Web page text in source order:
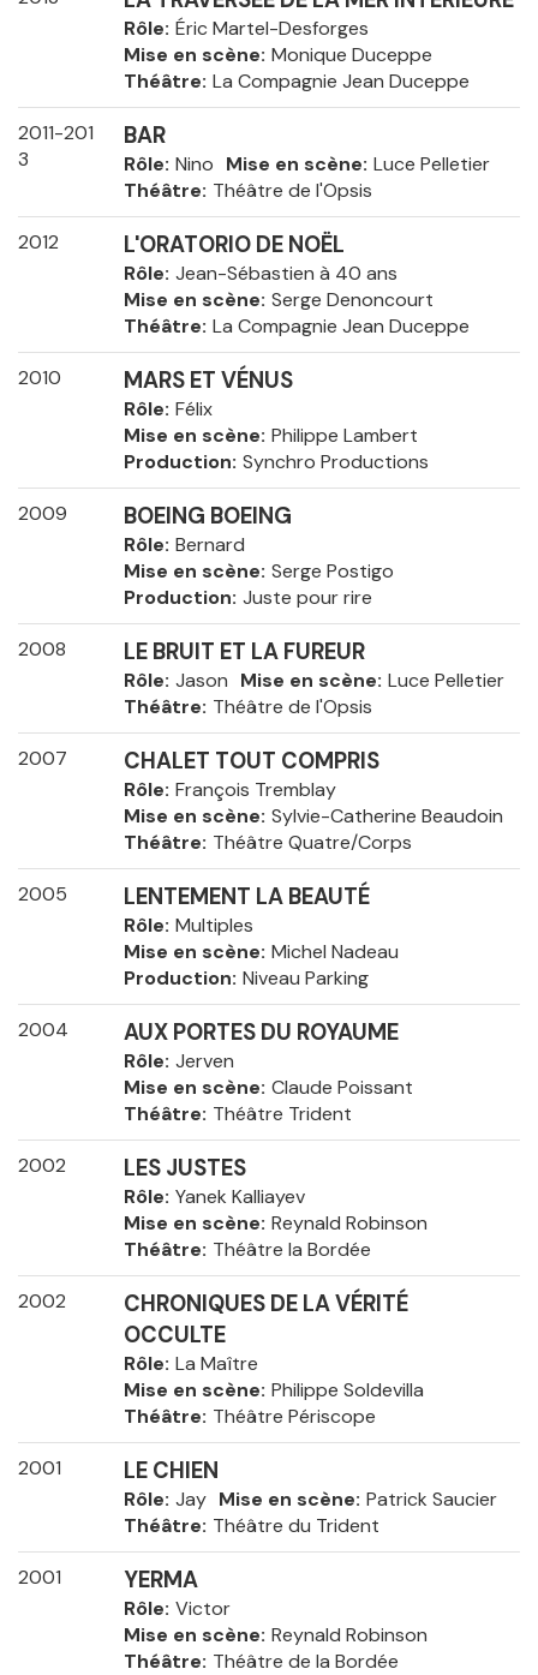
Rôle Éric Martel-Desforges
Mise en scène Monique Duceppe
Théâtre La Compagnie Jean Duceppe
2011-201
3
BAR
Rôle Nino Mise en scène Luce Pelletier
Théâtre Théâtre de l'Opsis
2012 L'ORATORIO DE NOËL
Rôle Jean-Sébastien à 40 ans
Mise en scène Serge Denoncourt
Théâtre La Compagnie Jean Duceppe
2010 MARS ET VÉNUS
Rôle Félix
Mise en scène Philippe Lambert
Production Synchro Productions
2009 BOEING BOEING
Rôle Bernard
Mise en scène Serge Postigo
Production Juste pour rire
2008 LE BRUIT ET LA FUREUR
Rôle Jason Mise en scène Luce Pelletier
Théâtre Théâtre de l'Opsis
2007 CHALET TOUT COMPRIS
Rôle François Tremblay
Mise en scène Sylvie-Catherine Beaudoin
Théâtre Théâtre Quatre/Corps
2005 LENTEMENT LA BEAUTÉ
Rôle Multiples
Mise en scène Michel Nadeau
Production Niveau Parking
2004 AUX PORTES DU ROYAUME
Rôle Jerven
Mise en scène Claude Poissant
Théâtre Théâtre Trident
2002 LES JUSTES
Rôle Yanek Kalliayev
Mise en scène Reynald Robinson
Théâtre Théâtre la Bordée
2002
CHRONIQUES DE LA VÉRITÉ
OCCULTE
Rôle La Maître
Mise en scène Philippe Soldevilla
Théâtre Théâtre Périscope
2001 LE CHIEN
Rôle Jay Mise en scène Patrick Saucier
Théâtre Théâtre du Trident
2001 YERMA
Rôle Victor
Mise en scène Reynald Robinson
Théâtre Théâtre de la Bordée